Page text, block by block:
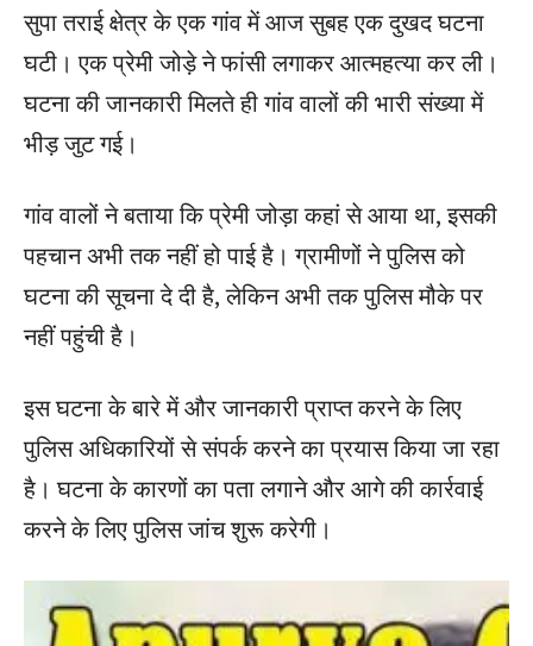
सुपा तराई क्षेत्र के एक गांव में आज सुबह एक दुखद घटना
घटी। एक प्रेमी जोड़े ने फांसी लगाकर आत्महत्या कर ली।
घटना की जानकारी मिलते ही गांव वालों की भारी संख्या में
भीड़ जुट गई।
गांव वालों ने बताया कि प्रेमी जोड़ा कहां से आया था, इसकी
पहचान अभी तक नहीं हो पाई है। ग्रामीणों ने पुलिस को
घटना की सूचना दे दी है, लेकिन अभी तक पुलिस मौके पर
नहीं पहुंची है।
इस घटना के बारे में और जानकारी प्राप्त करने के लिए
पुलिस अधिकारियों से संपर्क करने का प्रयास किया जा रहा
है। घटना के कारणों का पता लगाने और आगे की कार्रवाई
करने के लिए पुलिस जांच शुरू करेगी।